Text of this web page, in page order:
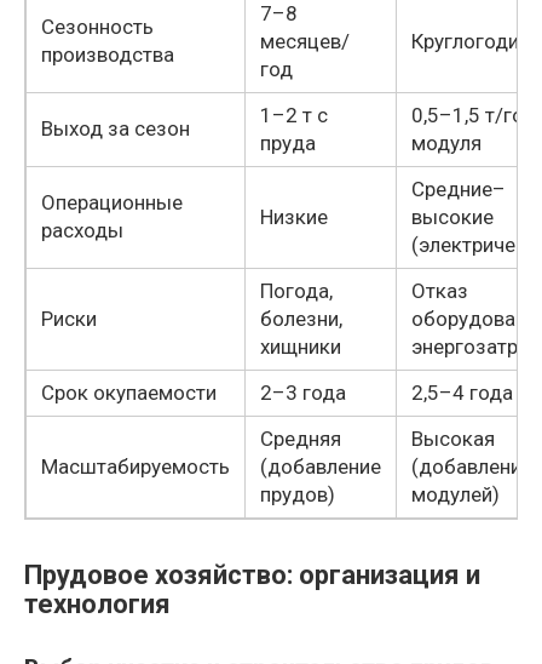
Сезонность
производства
7–8
месяцев/
год
Выход за сезон
1–2 т с
пруда
0,5–1,5 т/год
модуля
Операционные
расходы
Низкие
Средние–
высокие
Риски
Погода,
болезни,
хищники
Отказ
Срок окупаемости
2–3 года 2,5–4 года
Масштабируемость
Средняя
(добавление
прудов)
Высокая
(добавление
модулей)
Прудовое хозяйство: организация и
технология